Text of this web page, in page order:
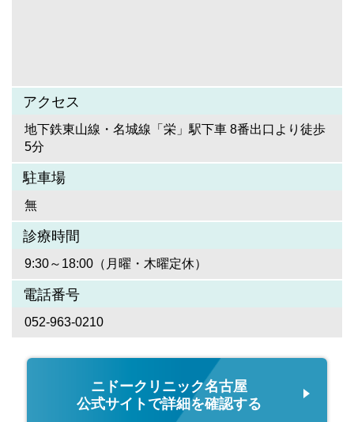
アクセス
地下鉄東山線・名城線「栄」駅下車 8番出口より徒歩
5分
駐車場
無
診療時間
9:30～18:00（月曜・木曜定休）
電話番号
052-963-0210
ニドークリニック名古屋
公式サイトで詳細を確認する